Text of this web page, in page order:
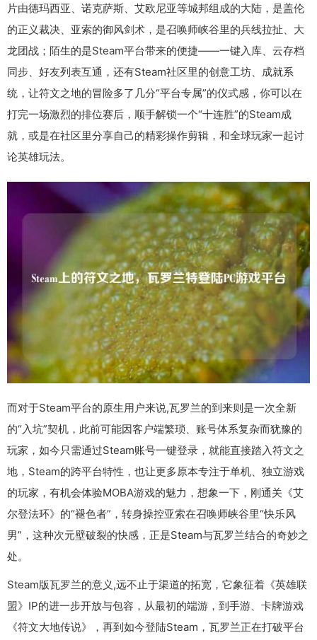
片由德玛西亚、诺克萨斯、艾欧尼亚等城邦组成的大陆，是盖伦
的正义裁决、亚索的御风剑术，是召唤师峡谷里的兵线拉扯、大
龙团战；陌生的是Steam平台带来的便捷——一键入库、云存档
同步、好友列表互通，还有Steam社区里的创意工坊、成就系
统，让符文之地的冒险多了几分“平台专属”的仪式感，你可以在
打完一场激烈的排位赛后，顺手解锁一个“十连胜”的Steam成
就，或是在社区里分享自己的精彩操作剪辑，和全球玩家一起讨
论英雄玩法。
而对于Steam平台的原生用户来说,瓦罗兰的到来则是一次全新
的“入坑”契机，此前可能因客户端繁琐、账号体系复杂而犹豫的
玩家，如今只需通过Steam账号一键登录，就能直接踏入符文之
地，Steam的跨平台特性，也让更多原本专注于单机、独立游戏
的玩家，有机会体验MOBA游戏的魅力，想象一下，刚通关《艾
尔登法环》的“褪色者”，转身操控亚索在召唤师峡谷里“快乐风
男”，这种次元壁破裂的快感，正是Steam与瓦罗兰结合的奇妙之
处。
Steam版瓦罗兰的意义,远不止于渠道的拓宽，它象征着《英雄联
盟》IP的进一步开放与包容，从最初的端游，到手游、卡牌游戏
《符文大地传说》，再到如今登陆Steam，瓦罗兰正在打破平台